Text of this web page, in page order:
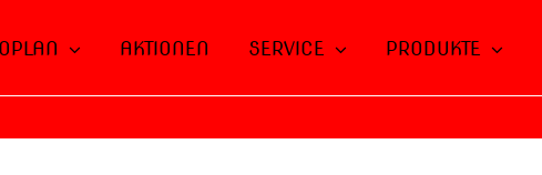
AKTIONEN SERVICE PRODUKTE